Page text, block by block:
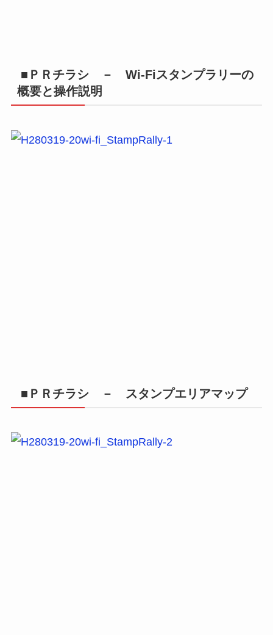
■ＰＲチラシ － Wi-Fiスタンプラリーの
概要と操作説明
■ＰＲチラシ － スタンプエリアマップ